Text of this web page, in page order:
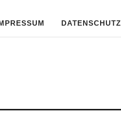
DATENSCHUTZ